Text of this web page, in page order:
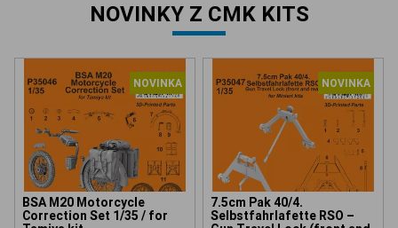
NOVINKY Z CMK KITS
NOVINKA
BSA M20 Motorcycle
Correction Set 1/35 / for
NOVINKA
7.5cm Pak 40/4.
Selbstfahrlafette RSO –